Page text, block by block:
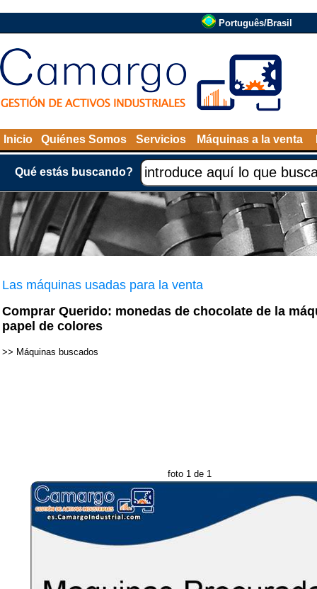
Português/Brasil
Inicio Quiénes Somos Servicios Máquinas a la venta
Qué estás buscando?
Las máquinas usadas para la venta
Comprar Querido: monedas de chocolate de la
papel de colores
>> Máquinas buscados
foto 1 de 1